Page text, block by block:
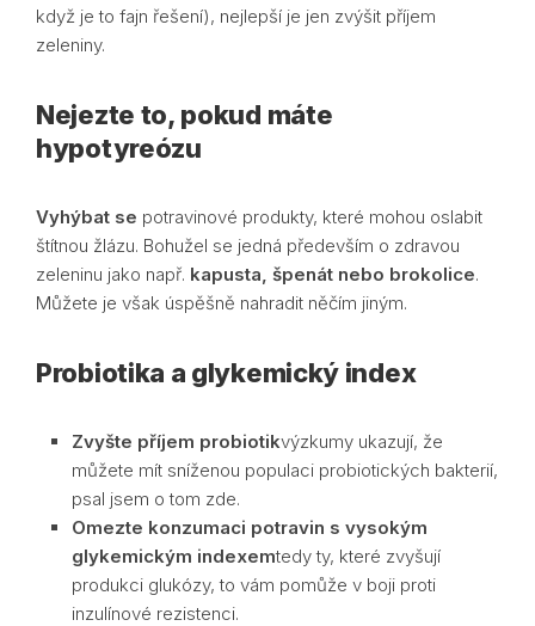
když je to fajn řešení), nejlepší je jen zvýšit příjem
zeleniny.
Nejezte to, pokud máte
hypotyreózu
Vyhýbat se potravinové produkty, které mohou oslabit
štítnou žlázu. Bohužel se jedná především o zdravou
zeleninu jako např. kapusta, špenát nebo brokolice.
Můžete je však úspěšně nahradit něčím jiným.
Probiotika a glykemický index
Zvyšte příjem probiotikvýzkumy ukazují, že
můžete mít sníženou populaci probiotických bakterií,
psal jsem o tom zde.
Omezte konzumaci potravin s vysokým
glykemickým indexemtedy ty, které zvyšují
produkci glukózy, to vám pomůže v boji proti
inzulínové rezistenci.